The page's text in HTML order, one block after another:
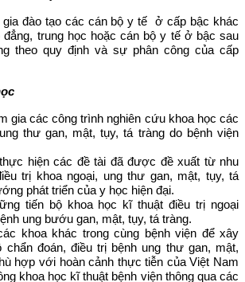
gia đào tạo các cán bộ y tế ở cấp bậc khác
đẳng, trung học hoặc cán bộ y tế ở bậc sau
theo quy định và sự phân công của cấp
gia các công trình nghiên cứu khoa học các
thư gan, mật, tụy, tá tràng do bệnh viện
hiện các đề tài đã được đề xuất từ nhu
trị khoa ngoại, ung thư gan, mật, tụy, tá
phát triển của y học hiện đại.
tiến bộ khoa học kĩ thuật điều trị ngoại
ung bướu gan, mật, tụy, tá tràng.
khoa khác trong cùng bệnh viện để xây
chẩn đoán, điều trị bệnh ung thư gan, mật,
hợp với hoàn cảnh thực tiễn của Việt Nam
khoa học kĩ thuật bệnh viện thông qua các